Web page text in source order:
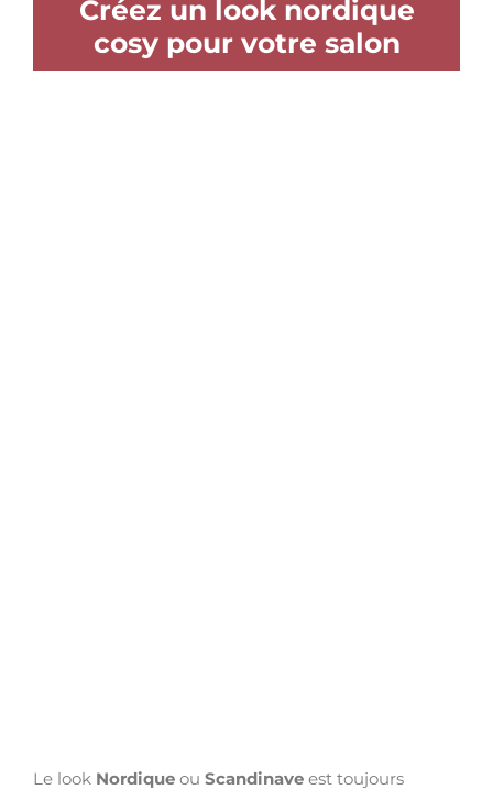
Créez un look nordique
cosy pour votre salon
Le look Nordique ou Scandinave est toujours